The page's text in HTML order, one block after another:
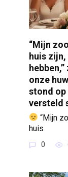
“Mijn
huis
onze
stond op
versteld
“Mijn
huis
0